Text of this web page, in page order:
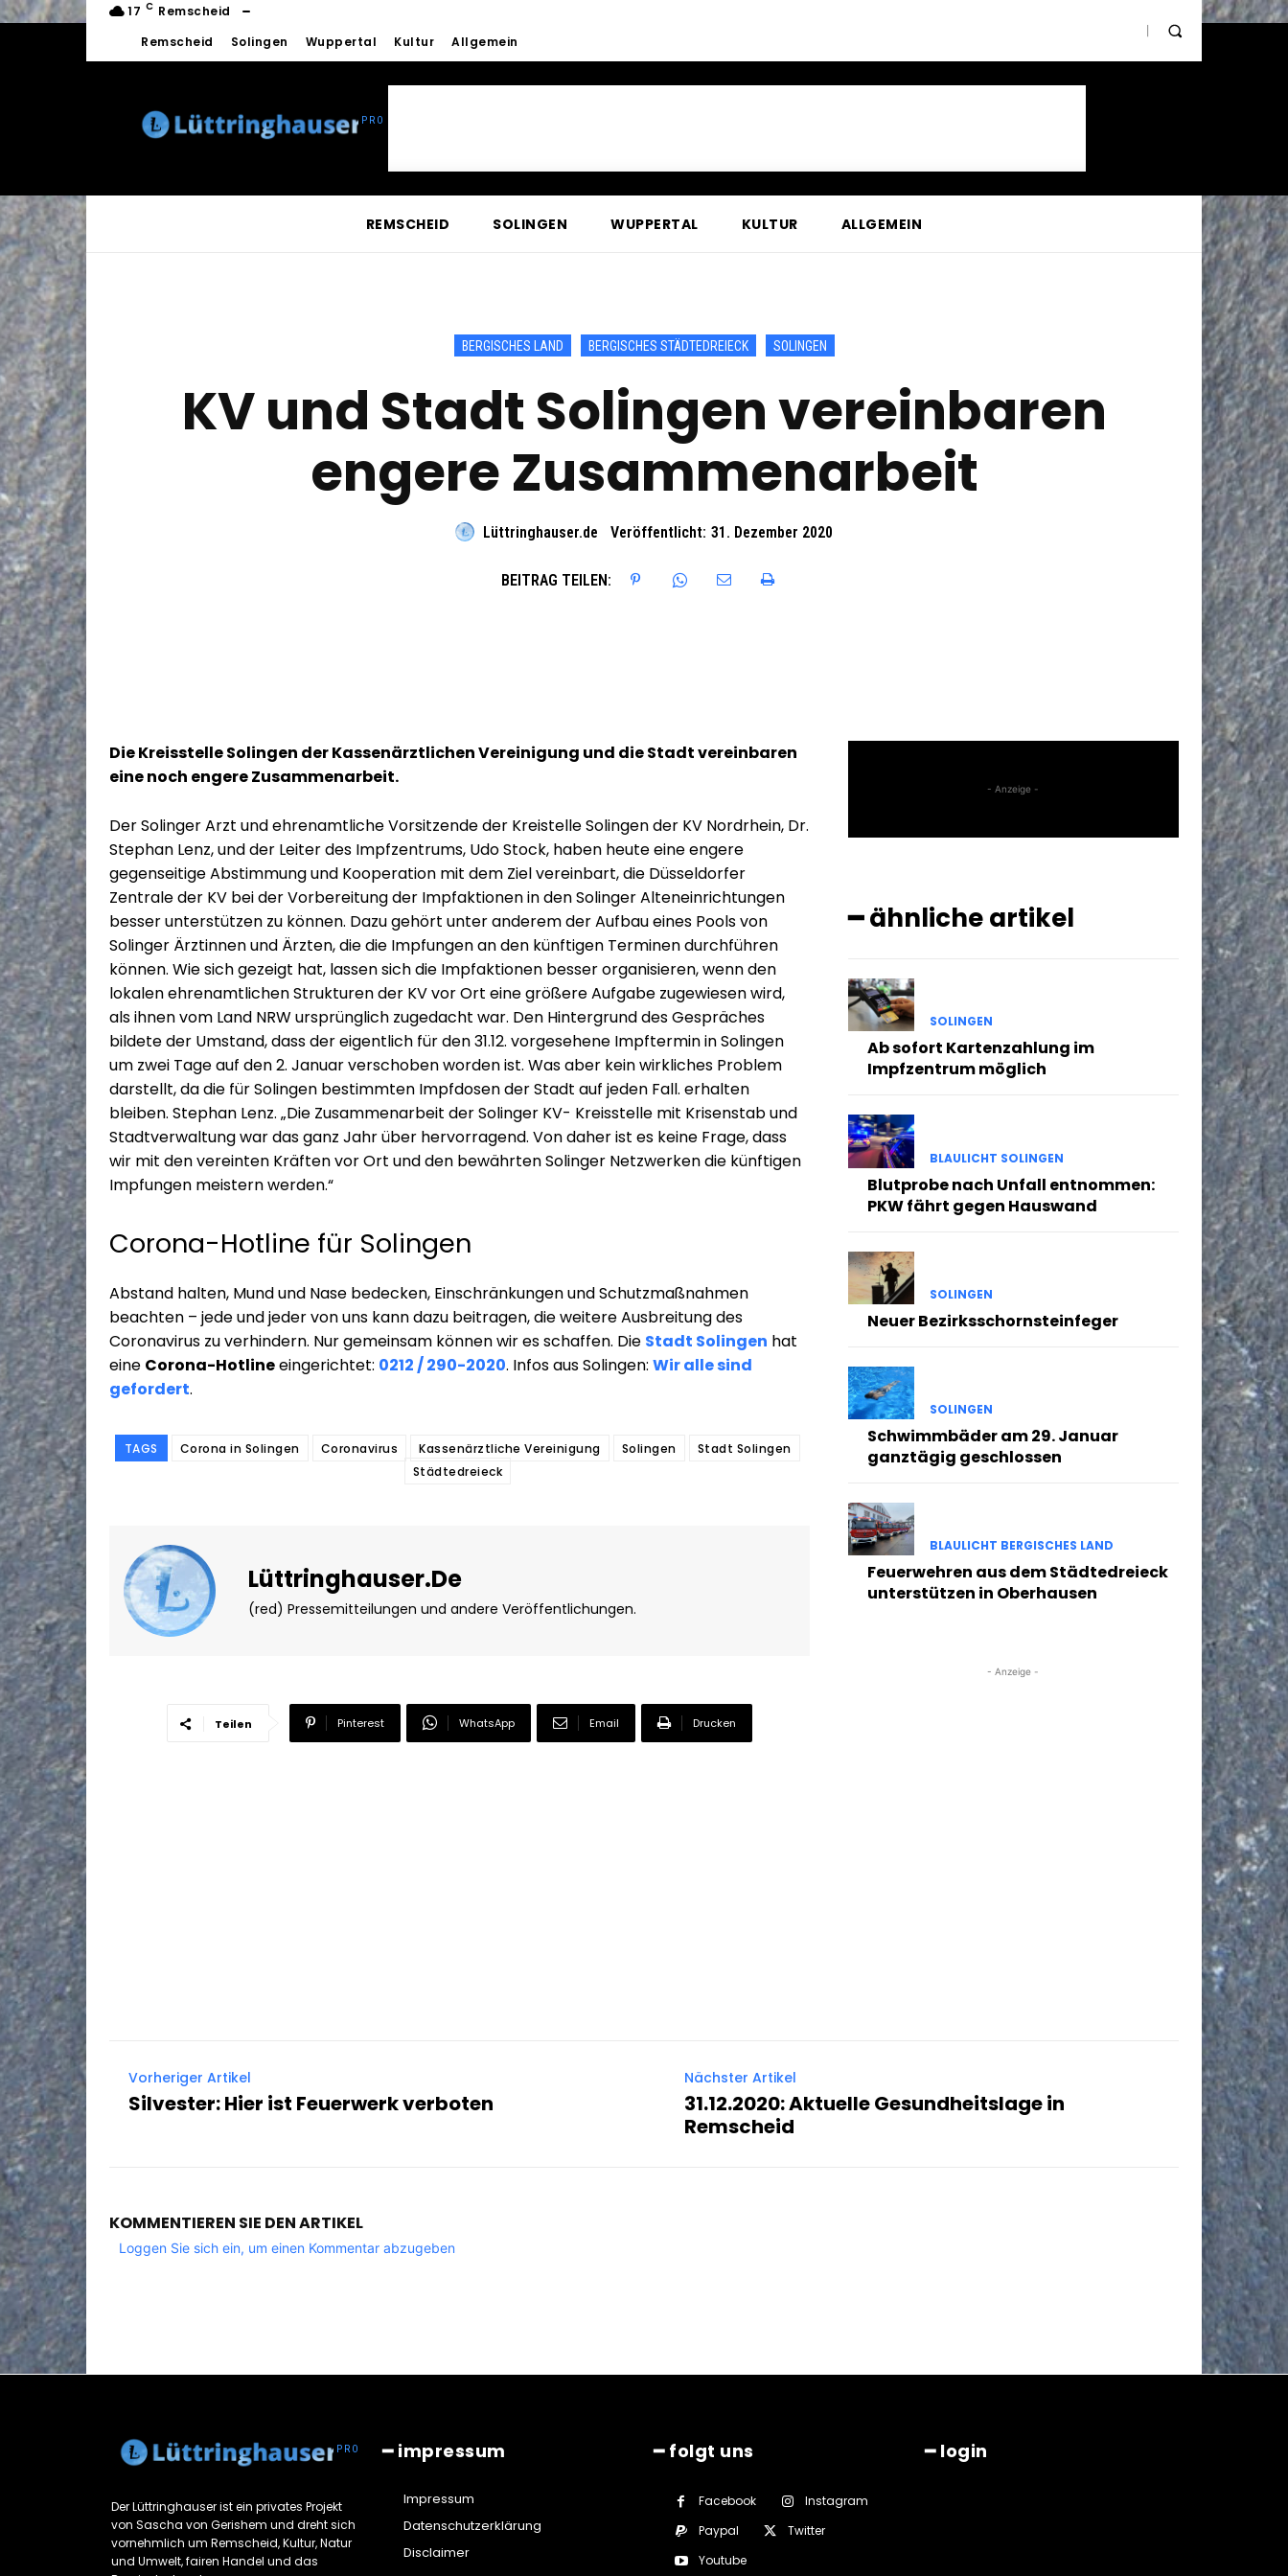
17 C Remscheid
Remscheid
Solingen Wuppertal Kultur Allgemein
REMSCHEID SOLINGEN WUPPERTAL KULTUR ALLGEMEIN
BERGISCHES LAND BERGISCHES STÄDTEDREIECK SOLINGEN
KV und Stadt Solingen vereinbaren
engere Zusammenarbeit
Lüttringhauser.de Veröffentlicht: 31. Dezember 2020
BEITRAG TEILEN:
Die Kreisstelle Solingen der Kassenärztlichen Vereinigung und die Stadt vereinbaren
eine noch engere Zusammenarbeit.
Der Solinger Arzt und ehrenamtliche Vorsitzende der Kreistelle Solingen der KV Nordrhein, Dr.
Stephan Lenz, und der Leiter des Impfzentrums, Udo Stock, haben heute eine engere
gegenseitige Abstimmung und Kooperation mit dem Ziel vereinbart, die Düsseldorfer
Zentrale der KV bei der Vorbereitung der Impfaktionen in den Solinger Alteneinrichtungen
besser unterstützen zu können. Dazu gehört unter anderem der Aufbau eines Pools von
Solinger Ärztinnen und Ärzten, die die Impfungen an den künftigen Terminen durchführen
können. Wie sich gezeigt hat, lassen sich die Impfaktionen besser organisieren, wenn den
lokalen ehrenamtlichen Strukturen der KV vor Ort eine größere Aufgabe zugewiesen wird,
als ihnen vom Land NRW ursprünglich zugedacht war. Den Hintergrund des Gespräches
bildete der Umstand, dass der eigentlich für den 31.12. vorgesehene Impftermin in Solingen
um zwei Tage auf den 2. Januar verschoben worden ist. Was aber kein wirkliches Problem
darstellt, da die für Solingen bestimmten Impfdosen der Stadt auf jeden Fall. erhalten
bleiben. Stephan Lenz. „Die Zusammenarbeit der Solinger KV- Kreisstelle mit Krisenstab und
Stadtverwaltung war das ganz Jahr über hervorragend. Von daher ist es keine Frage, dass
wir mit den vereinten Kräften vor Ort und den bewährten Solinger Netzwerken die künftigen
Impfungen meistern werden.“
Corona-Hotline für Solingen
Abstand halten, Mund und Nase bedecken, Einschränkungen und Schutzmaßnahmen
beachten – jede und jeder von uns kann dazu beitragen, die weitere Ausbreitung des
Coronavirus zu verhindern. Nur gemeinsam können wir es schaffen. Die Stadt Solingen hat
eine Corona-Hotlineeingerichtet: 0212 / 290-2020. Infos aus Solingen: Wir alle sind
gefordert.
TAGS Corona in Solingen Coronavirus Kassenärztliche Vereinigung Solingen
Stadt Solingen
Städtedreieck
Lüttringhauser.de
(red) Pressemitteilungen und andere Veröffentlichungen.
Teilen Pinterest WhatsApp Email Drucken
- Anzeige -
━ ähnliche artikel
SOLINGEN
Ab sofort Kartenzahlung im
Impfzentrum möglich
BLAULICHT SOLINGEN
Blutprobe nach Unfall entnommen:
PKW fährt gegen Hauswand
SOLINGEN
Neuer Bezirksschornsteinfeger
SOLINGEN
Schwimmbäder am 29. Januar
ganztägig geschlossen
BLAULICHT BERGISCHES LAND
Feuerwehren aus dem Städtedreieck
unterstützen in Oberhausen
- Anzeige -
Vorheriger Artikel
Silvester: Hier ist Feuerwerk verboten
Nächster Artikel
31.12.2020: Aktuelle Gesundheitslage in
Remscheid
KOMMENTIEREN SIE DEN ARTIKEL
Loggen Sie sich ein, um einen Kommentar abzugeben
Der Lüttringhauser ist ein privates Projekt
von Sascha von Gerishem und dreht sich
vornehmlich um Remscheid, Kultur, Natur
und Umwelt, fairen Handel und das
━ impressum
Impressum
Datenschutzerklärung
Disclaimer
━ folgt uns
Facebook
Instagram
Paypal
Twitter
Youtube
━ login